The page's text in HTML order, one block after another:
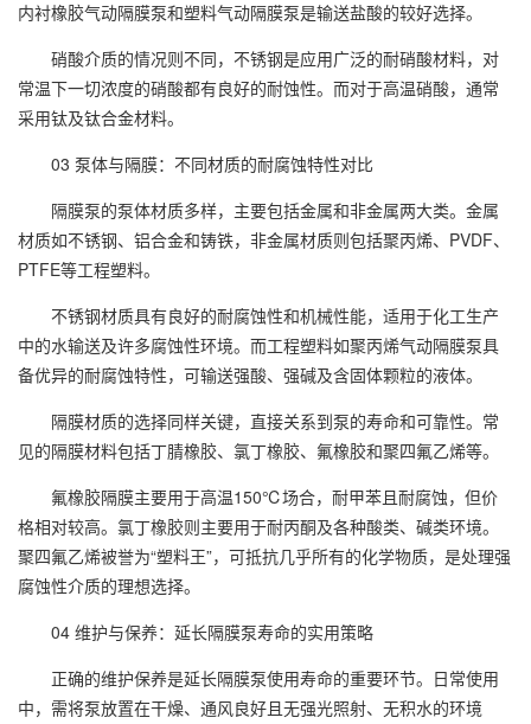
内衬橡胶气动隔膜泵和塑料气动隔膜泵是输送盐酸的较好选择。
硝酸介质的情况则不同，不锈钢是应用广泛的耐硝酸材料，对
常温下一切浓度的硝酸都有良好的耐蚀性。而对于高温硝酸，通常
采用钛及钛合金材料。
03 泵体与隔膜：不同材质的耐腐蚀特性对比
隔膜泵的泵体材质多样，主要包括金属和非金属两大类。金属
材质如不锈钢、铝合金和铸铁，非金属材质则包括聚丙烯、PVDF、
PTFE等工程塑料。
不锈钢材质具有良好的耐腐蚀性和机械性能，适用于化工生产
中的水输送及许多腐蚀性环境。而工程塑料如聚丙烯气动隔膜泵具
备优异的耐腐蚀特性，可输送强酸、强碱及含固体颗粒的液体。
隔膜材质的选择同样关键，直接关系到泵的寿命和可靠性。常
见的隔膜材料包括丁腈橡胶、氯丁橡胶、氟橡胶和聚四氟乙烯等。
氟橡胶隔膜主要用于高温150℃场合，耐甲苯且耐腐蚀，但价
格相对较高。氯丁橡胶则主要用于耐丙酮及各种酸类、碱类环境。
聚四氟乙烯被誉为“塑料王”，可抵抗几乎所有的化学物质，是处理强
腐蚀性介质的理想选择。
04 维护与保养：延长隔膜泵寿命的实用策略
正确的维护保养是延长隔膜泵使用寿命的重要环节。日常使用
中，需将泵放置在干燥、通风良好且无强光照射、无积水的环境